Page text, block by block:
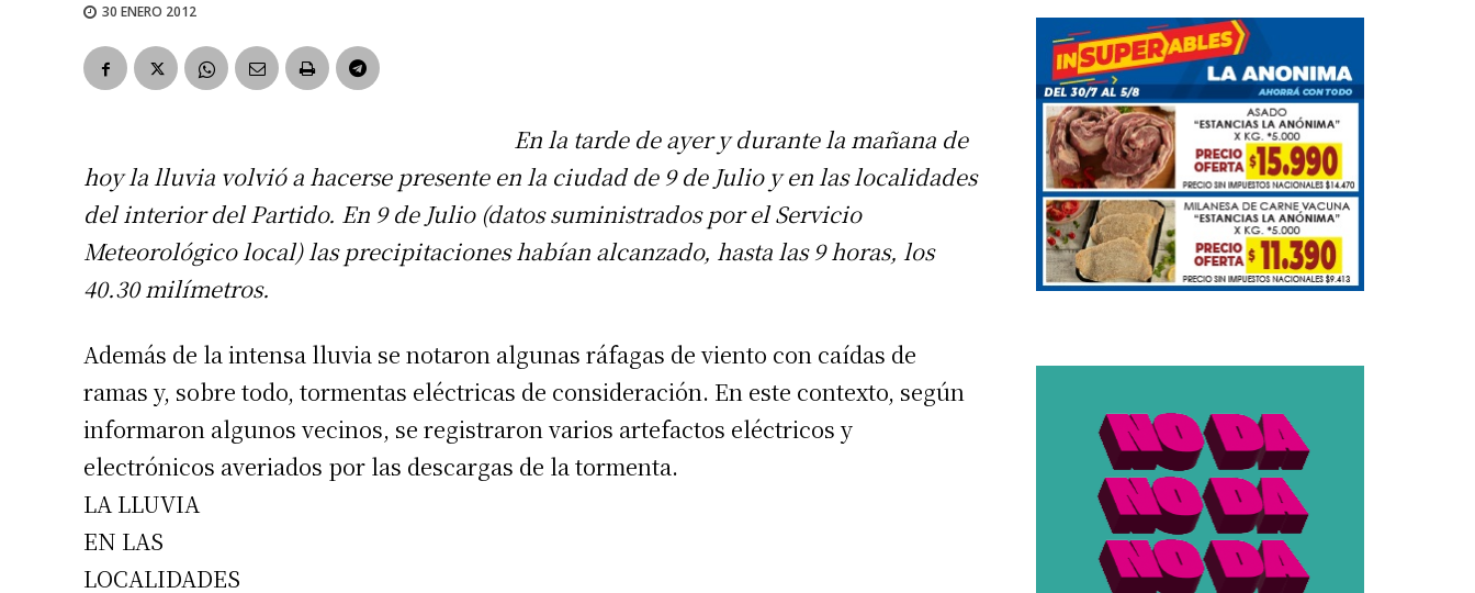
30 ENERO 2012
En la tarde de ayer y durante la mañana de
hoy la lluvia volvió a hacerse presente en la ciudad de 9 de Julio y en las localidades
del interior del Partido. En 9 de Julio (datos suministrados por el Servicio
Meteorológico local) las precipitaciones habían alcanzado, hasta las 9 horas, los
40.30 milímetros.
Además de la intensa lluvia se notaron algunas ráfagas de viento con caídas de
ramas y, sobre todo, tormentas eléctricas de consideración. En este contexto, según
informaron algunos vecinos, se registraron varios artefactos eléctricos y
electrónicos averiados por las descargas de la tormenta.
LA LLUVIA
EN LAS
LOCALIDADES